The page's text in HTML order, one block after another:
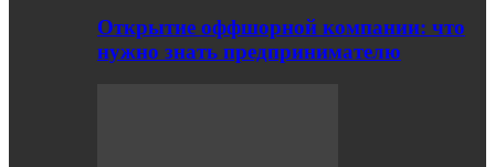
Открытие оффшорной компании: что
нужно знать предпринимателю